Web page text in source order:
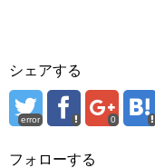
シェアする
error 0
フォローする